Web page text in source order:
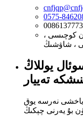
0575-
كوچىسى ،
، شاۋشىڭ
تەييار
بۇ يەرنى چېكىڭ